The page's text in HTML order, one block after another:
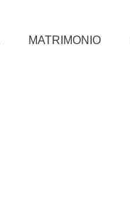
MATRIMONIO